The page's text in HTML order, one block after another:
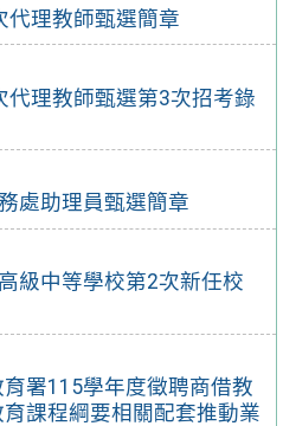
代理教師甄選簡章
理教師甄選第3次招考錄
處助理員甄選簡章
級中等學校第2次新任校
署115學年度徵聘商借教
課程綱要相關配套推動業